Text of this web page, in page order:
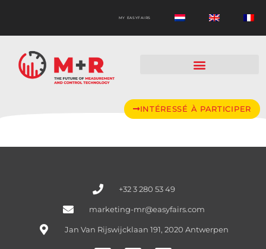
MY EASYFAIRS
INTÉRESSÉ À PARTICIPER
+32 3 280 53 49
marketing-mr@easyfairs.com
Jan Van Rijswijcklaan 191, 2020 Antwerpen